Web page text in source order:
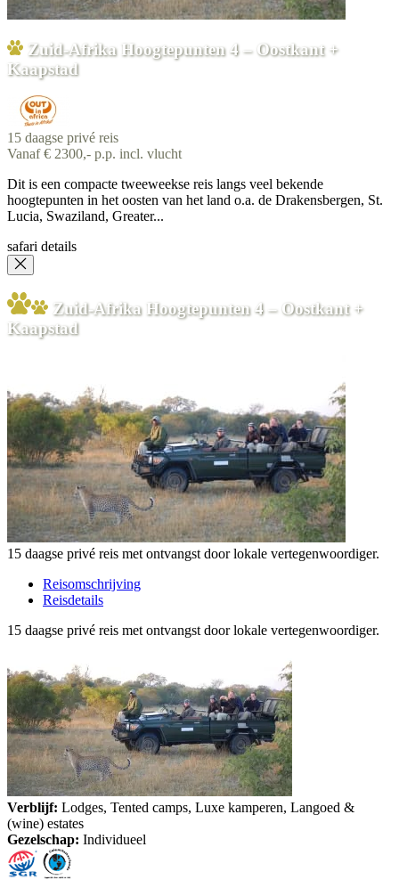
Zuid-Afrika Hoogtepunten 4 – Oostkant +
Kaapstad
15 daagse privé reis
Vanaf € 2300,- p.p. incl. vlucht
Dit is een compacte tweeweekse reis langs veel bekende
hoogtepunten in het oosten van het land o.a. de Drakensbergen, St.
Lucia, Swaziland, Greater...
safari details
Zuid-Afrika Hoogtepunten 4 – Oostkant +
Kaapstad
15 daagse privé reis met ontvangst door lokale vertegenwoordiger.
Reisomschrijving
Reisdetails
15 daagse privé reis met ontvangst door lokale vertegenwoordiger.
Verblijf: Lodges, Tented camps, Luxe kamperen, Langoed &
(wine) estates
Gezelschap: Individueel